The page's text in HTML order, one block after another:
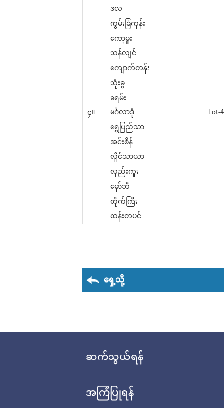
ဒလ
ကွမ်းခြံကုန်း
ကော့မှူး
သန်လျင်
ကျောက်တန်း
သုံးခွ
ခရမ်း
၄။
မင်္ဂလာဒုံ
ရွှေပြည်သာ
အင်းစိန်
လှိုင်သာယာ
လှည်းကူး
မှော်ဘီ
တိုက်ကြီး
ထန်းတပင်
Lot-4
ရှေ့သို့
ဆက်သွယ်ရန်
အကြံပြုရန်